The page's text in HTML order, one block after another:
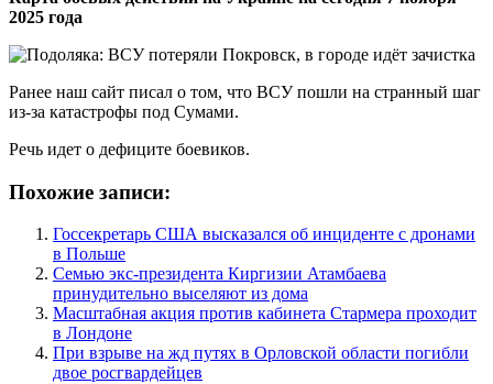
2025 года
Ранее наш сайт писал о том, что ВСУ пошли на странный шаг
из-за катастрофы под Сумами.
Речь идет о дефиците боевиков.
Похожие записи:
Госсекретарь США высказался об инциденте с дронами
в Польше
Семью экс-президента Киргизии Атамбаева
принудительно выселяют из дома
Масштабная акция против кабинета Стармера проходит
в Лондоне
При взрыве на жд путях в Орловской области погибли
двое росгвардейцев